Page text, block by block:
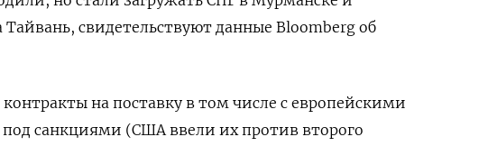
Тайвань, свидетельствуют данные Bloomberg об
на поставку в том числе с европейскими
санкциями (США ввели их против второго